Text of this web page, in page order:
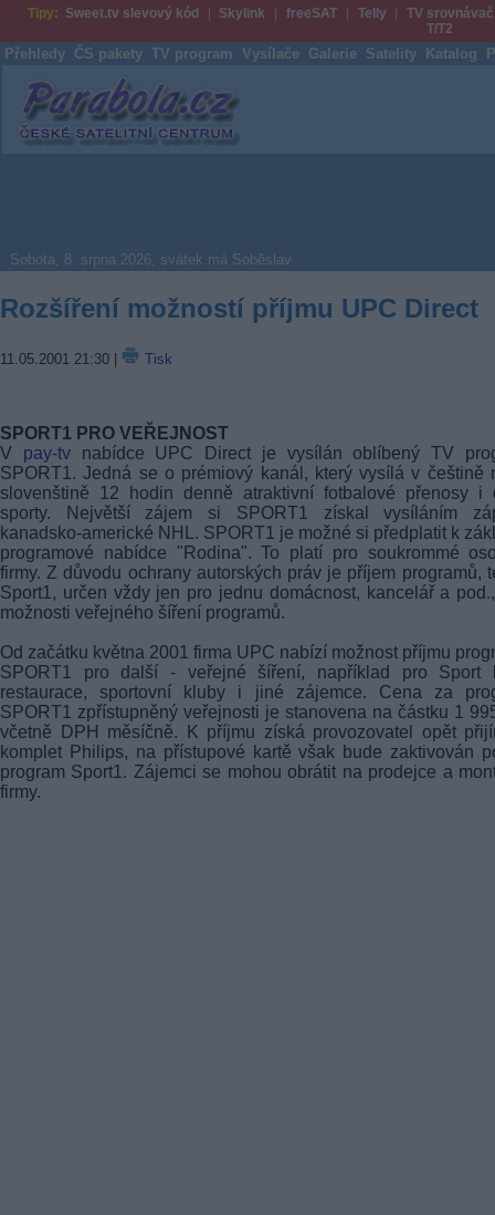
Tipy: Sweet.tv slevový kód Skylink freeSAT Telly
TV srovnávač
T/T2
Přehledy ČS pakety TV program Vysílače Galerie Satelity Katalog
Parabola.cz
Sobota, 8. srpna 2026, svátek má Soběslav
Rozšíření možností příjmu UPC Direct
11.05.2001 21:30 Tisk
SPORT1 PRO VEŘEJNOST
V pay-tvnabídce UPC Direct je vysílán oblíbený TV
SPORT1. Jedná se o prémiový kanál, který vysílá v češtině
slovenštině 12 hodin denně atraktivní fotbalové přenosy i
sporty. Největší zájem si SPORT1 získal vysíláním
kanadsko-americké NHL. SPORT1 je možné si předplatit k
programové nabídce "Rodina". To platí pro soukrommé
firmy. Z důvodu ochrany autorských práv je příjem programů,
Sport1, určen vždy jen pro jednu domácnost, kancelář a
možnosti veřejného šíření programů.
Od začátku května 2001 firma UPC nabízí možnost příjmu
SPORT1 pro další - veřejné šíření, například pro Sport
restaurace, sportovní kluby i jiné zájemce. Cena za
SPORT1 zpřístupněný veřejnosti je stanovena na částku 1
včetně DPH měsíčně. K příjmu získá provozovatel opět
komplet Philips, na přístupové kartě však bude zaktivován
program Sport1. Zájemci se mohou obrátit na prodejce a
firmy.